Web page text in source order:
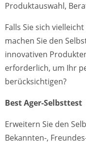
Produktauswahl,
Falls Sie sich
machen Sie den
innovativen
erforderlich, um Ihr
berücksichtigen?
Best Ager-Selbsttest
Erweitern Sie den
Bekannten-,